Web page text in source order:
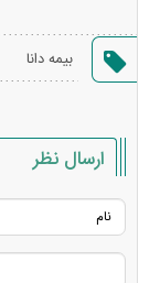
بیمه دانا
ارسال نظر